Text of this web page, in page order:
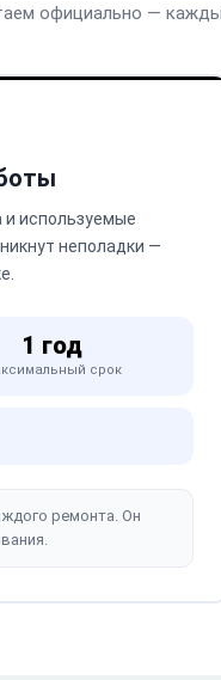
официально —
используемые
неполадки —
1 год
срок
ремонта. Он